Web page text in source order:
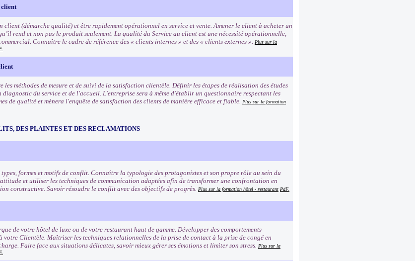
client
(démarche qualité) et être rapidement opérationnel en service et vente. Amener le client à acheter un
rend et non pas le produit seulement. La qualité du Service au client est une nécessité opérationnelle,
Connaître le cadre de référence des « clients internes » et des « clients externes ». Plus sur la
les méthodes de mesure et de suivi de la satisfaction clientèle. Définir les étapes de réalisation des études
du service et de l'accueil. L'entreprise sera à même d'établir un questionnaire respectant les
de qualité et mènera l'enquête de satisfaction des clients de manière efficace et fiable. Plus sur la formation
DES PLAINTES ET DES RECLAMATIONS
formes et motifs de conflit. Connaître la typologie des protagonistes et son propre rôle au sein du
et utiliser les techniques de communication adaptées afin de transformer une confrontation en
constructive. Savoir résoudre le conflit avec des objectifs de progrès. Plus sur la formation hôtel - restaurant PdF.
de votre hôtel de luxe ou de votre restaurant haut de gamme. Développer des comportements
votre Clientèle. Maîtriser les techniques relationnelles de la prise de contact à la prise de congé en
Faire face aux situations délicates, savoir mieux gérer ses émotions et limiter son stress. Plus sur la